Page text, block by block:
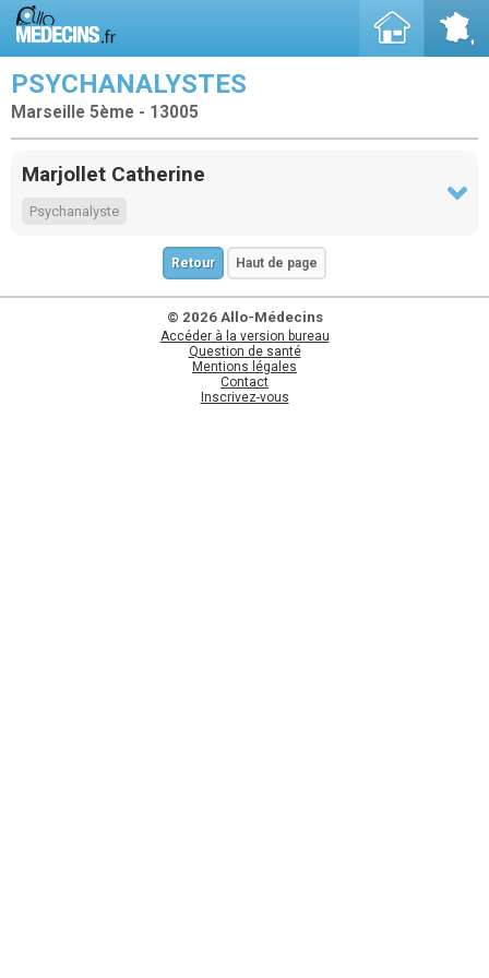
PSYCHANALYSTES
Marseille 5ème - 13005
Marjollet Catherine
Psychanalyste
Retour Haut de page
© 2026 Allo-Médecins
Accéder à la version bureau
Question de santé
Mentions légales
Contact
Inscrivez-vous